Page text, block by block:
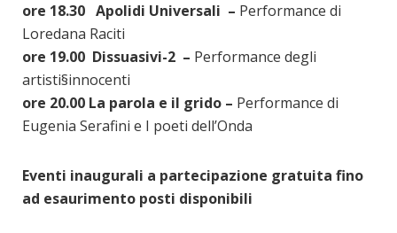
ore 18.30 Apolidi Universali – Performance di
Loredana Raciti
ore 19.00 Dissuasivi-2 – Performance degli
artisti§innocenti
ore 20.00 La parola e il grido – Performance di
Eugenia Serafini e I poeti dell’Onda
Eventi inaugurali a partecipazione gratuita fino
ad esaurimento posti disponibili